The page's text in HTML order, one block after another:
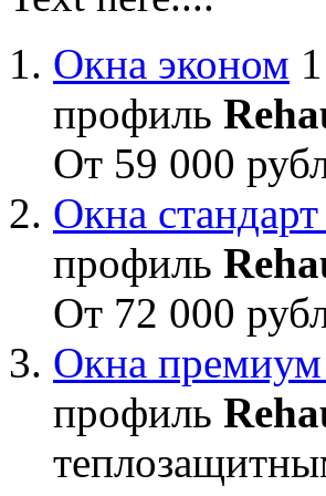
Окна эконом
профиль
От 59 000
Окна стандарт
профиль
От 72 000
Окна премиум
профиль